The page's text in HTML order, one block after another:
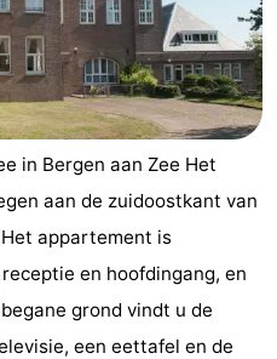
in Bergen aan Zee Het
aan de zuidoostkant van
appartement is
en hoofdingang, en
grond vindt u de
een eettafel en de